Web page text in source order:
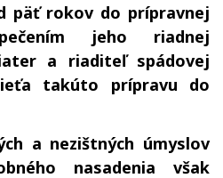
päť rokov do prípravnej
jeho riadnej
a riaditeľ spádovej
takúto prípravu do
a nezištných úmyslov
nasadenia však